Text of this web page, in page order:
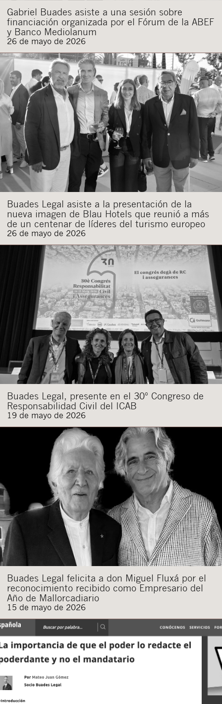
Gabriel Buades asiste a una sesión sobre
financiación organizada por el Fórum de la ABEF
y Banco Mediolanum
26 de mayo de 2026
Buades Legal asiste a la presentación de la
nueva imagen de Blau Hotels que reunió a más
de un centenar de líderes del turismo europeo
26 de mayo de 2026
Buades Legal, presente en el 30º Congreso de
Responsabilidad Civil del ICAB
19 de mayo de 2026
Buades Legal felicita a don Miguel Fluxá por el
reconocimiento recibido como Empresario del
Año de Mallorcadiario
15 de mayo de 2026